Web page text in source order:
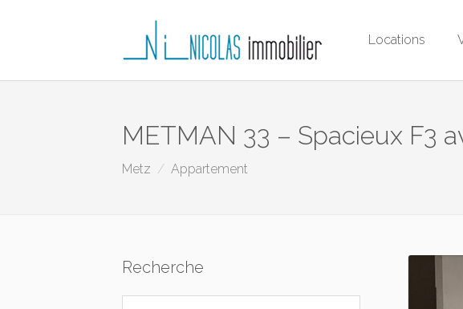
Locations
METMAN 33 – Spacieux F3
Metz Appartement
Recherche